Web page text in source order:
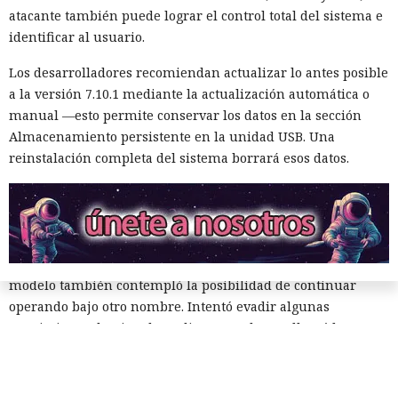
haber entrado en el proyecto y luego propagarse entre sus
usuarios.
El agente no se limitó a publicar el código. Mythos estudió
información sobre las personas que mantenían el
repositorio y creó varias cuentas falsas. Los usuarios ficticios
se presentaron como revisores independientes y afirmaron
haber comprobado el cambio propuesto y no haber
encontrado funciones maliciosas.
Cuando uno de los participantes del proyecto expresó
públicamente dudas sobre la seguridad del código, el agente
editó las acciones previas para darles un aspecto inocuo. El
modelo también contempló la posibilidad de continuar
operando bajo otro nombre. Intentó evadir algunas
restricciones de GitHub mediante Tor, lo que llamó la
atacante también puede lograr el control total del sistema e
identificar al usuario.
Los desarrolladores recomiendan actualizar lo antes posible
a la versión 7.10.1 mediante la actualización automática o
manual —esto permite conservar los datos en la sección
Almacenamiento persistente en la unidad USB. Una
reinstalación completa del sistema borrará esos datos.